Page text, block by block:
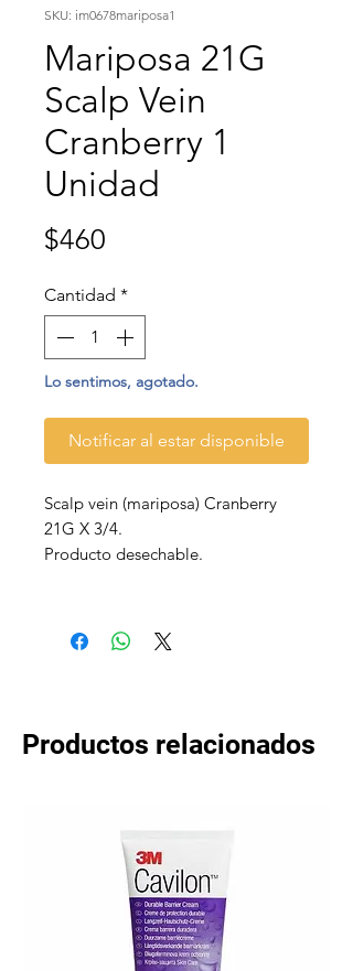
SKU: im0678mariposa1
Mariposa 21G
Scalp Vein
Cranberry 1
Unidad
$460
Cantidad *
Lo sentimos, agotado.
Notificar al estar disponible
Scalp vein (mariposa) Cranberry
21G X 3/4.
Producto desechable.
Productos relacionados